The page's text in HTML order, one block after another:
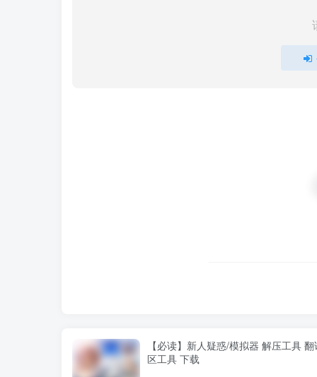
【必读】新人疑惑/模拟器 解压工具
区工具 下载